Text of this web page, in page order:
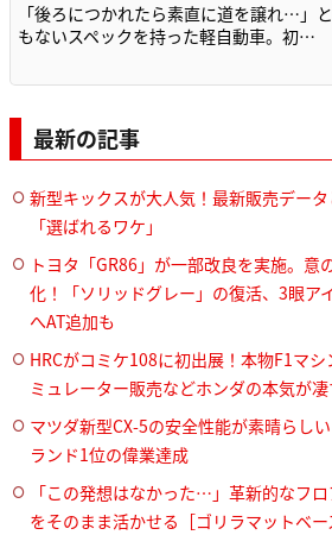
「後ろにつかれたら素直に道を譲れ…」
もないスペックを持った軽自動車。初…
最新の記事
新型キックスが大人気！最新販売デー
「選ばれるワケ」
トヨタ「GR86」が一部改良を実施。意
化！「ソリッドグレー」の復活、3眼ア
へAT追加も
HRCがコミケ108に初出展！本物F1マ
ミュレーター販売などホンダの本気が凄
マツダ新型CX-5の安全性能が素晴らし
ランド1位の偉業達成
「この発想はなかった…」革新的なフ
をそのまま活かせる［ゴリラマットベ